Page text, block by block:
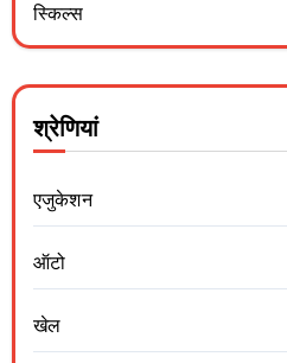
स्किल्स
श्रेणियां
एजुकेशन
ऑटो
खेल